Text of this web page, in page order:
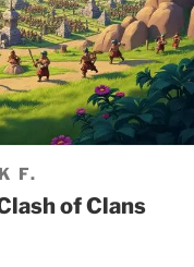
F.
of Clans